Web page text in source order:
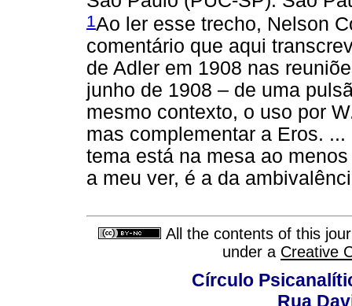
1Ao ler esse trecho, Nelson
comentário que aqui
de Adler em 1908 nas
junho de 1908 – de uma
mesmo contexto, o uso por
mas complementar a Eros.
tema está na mesa ao
a meu ver, é a da
All the contents of this
under a Creative
Círculo
Rua